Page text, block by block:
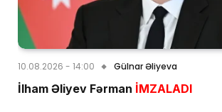
10.08.2026 - 14:00 Gülnar Əliyeva
İlham Əliyev Fərman İMZALADI